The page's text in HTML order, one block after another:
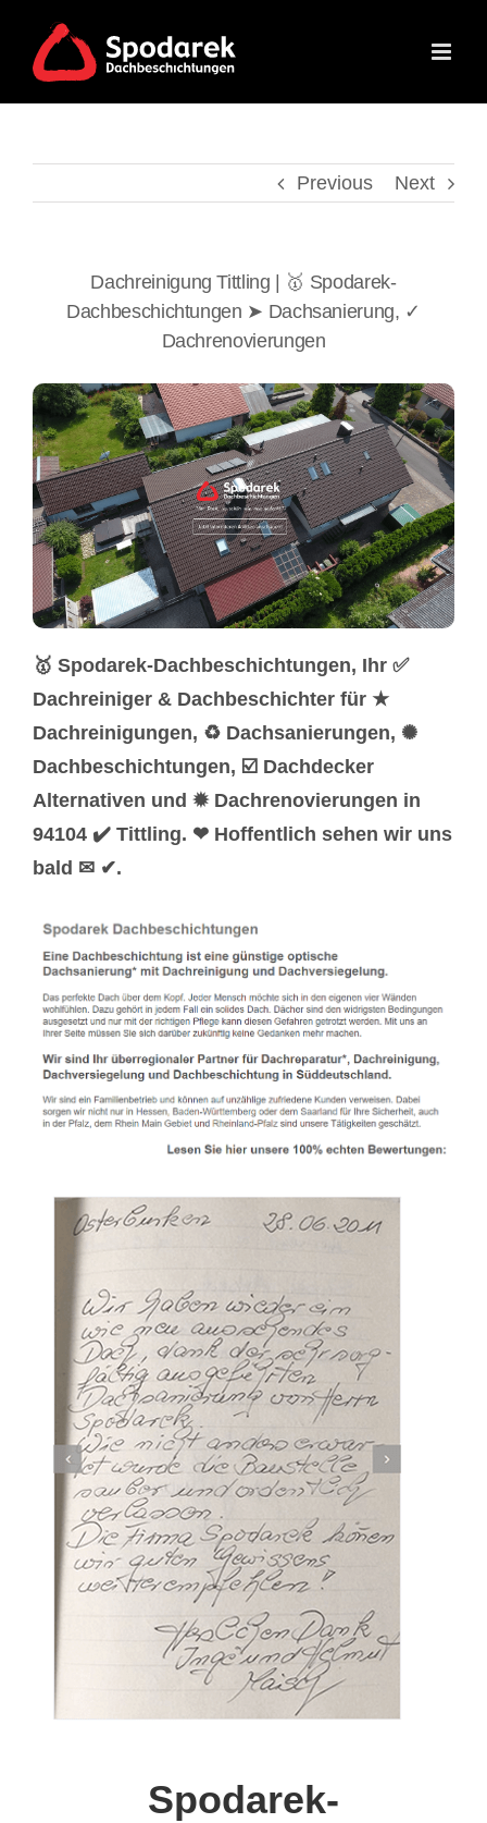
content
Previous Next
Dachreinigung Tittling | 🥇 Spodarek-
Dachbeschichtungen ➤ Dachsanierung, ✓
Dachrenovierungen
🥇 Spodarek-Dachbeschichtungen, Ihr ✅
Dachreiniger & Dachbeschichter für ★
Dachreinigungen, ♻ Dachsanierungen, ✺
Dachbeschichtungen, ☑️ Dachdecker
Alternativen und ✹ Dachrenovierungen in
94104 ✔️ Tittling. ❤ Hoffentlich sehen wir uns
bald ✉ ✔.
Spodarek-